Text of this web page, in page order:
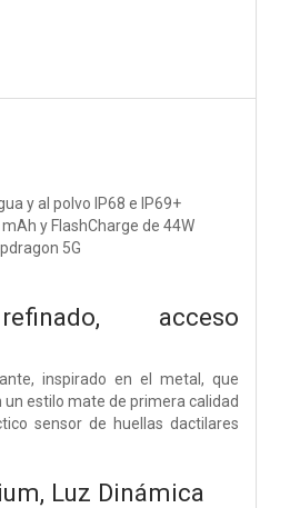
y al polvo IP68 e IP69+
y FlashCharge de 44W
5G
acceso
inspirado en el metal, que
estilo mate de primera calidad
sensor de huellas dactilares
Luz Dinámica